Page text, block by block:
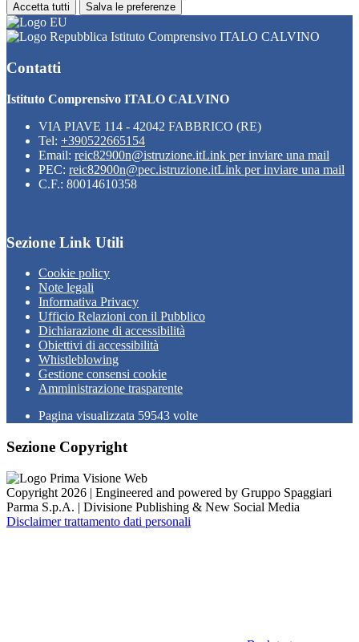
Accetta tutti Salva le preferenze
Istituto Comprensivo ITALO CALVINO
Contatti
Istituto Comprensivo ITALO CALVINO
VIA PIAVE 114 - 42042 FABBRICO (RE)
Tel: +390522665154
Email: reic82900n@istruzione.itLink per inviare una mail
PEC: reic82900n@pec.istruzione.itLink per inviare una mail
C.F.: 80014610358
Sezione Link Utili
Cookie policy
Note legali
Informativa Privacy
Ufficio Relazioni con il Pubblico
Dichiarazione di accessibilità
Obiettivi di accessibilità
Whistleblowing
Gestione consensi cookie
Amministrazione trasparente
Pagina visualizzata 59543 volte
Sezione Copyright
Copyright 2026 | Engineered and powered by Gruppo Spaggiari
Parma S.p.A. | Divisione Publishing & New Social Media
Disclaimer trattamento dati personali